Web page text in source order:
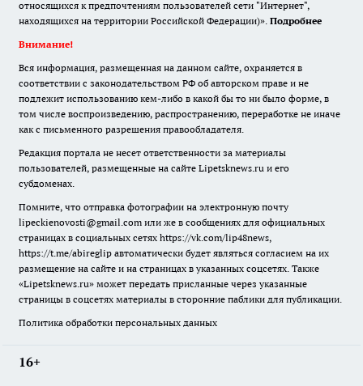
относящихся к предпочтениям пользователей сети "Интернет",
находящихся на территории Российской Федерации)». Подробнее
Внимание!
Вся информация, размещенная на данном сайте, охраняется в
соответствии с законодательством РФ об авторском праве и не
подлежит использованию кем-либо в какой бы то ни было форме, в
том числе воспроизведению, распространению, переработке не иначе
как с письменного разрешения правообладателя.
Редакция портала не несет ответственности за материалы
пользователей, размещенные на сайте Lipetsknews.ru и его
субдоменах.
Помните, что отправка фотографии на электронную почту
lipeckienovosti@gmail.com или же в сообщениях для официальных
страницах в социальных сетях https://vk.com/lip48news,
https://t.me/abireglip автоматически будет являться согласием на их
размещение на сайте и на страницах в указанных соцсетях. Также
«Lipetsknews.ru» может передать присланные через указанные
страницы в соцсетях материалы в сторонние паблики для публикации.
Политика обработки персональных данных
16+